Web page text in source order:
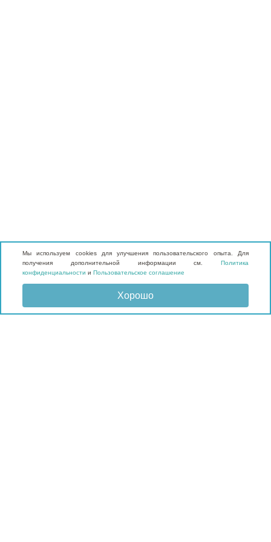
Мы используем cookies для улучшения пользовательского опыта. Для
получения дополнительной информации см. Политика
конфиденциальности и Пользовательское соглашение
Хорошо